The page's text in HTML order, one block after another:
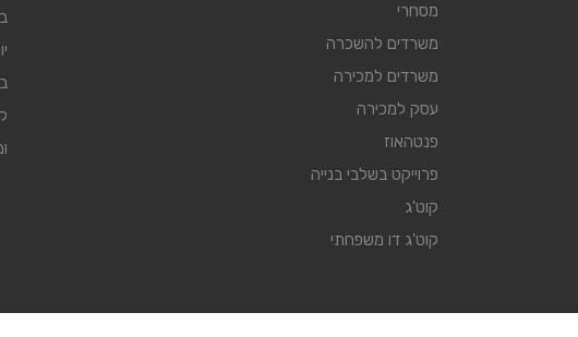
מסחרי
משרדים להשכרה
משרדים למכירה
עסק למכירה
פנטהאוז
פרוייקט בשלבי בנייה
קוט'ג
קוט'ג דו משפחתי